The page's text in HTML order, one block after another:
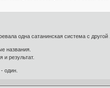
одна сатанинская система с
названия.
и результат.
один.